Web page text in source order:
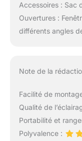
Accessoires : Sac
Ouvertures :
différents angles
Note de la
Facilité de
Qualité de
Portabilité et
Polyvalence :